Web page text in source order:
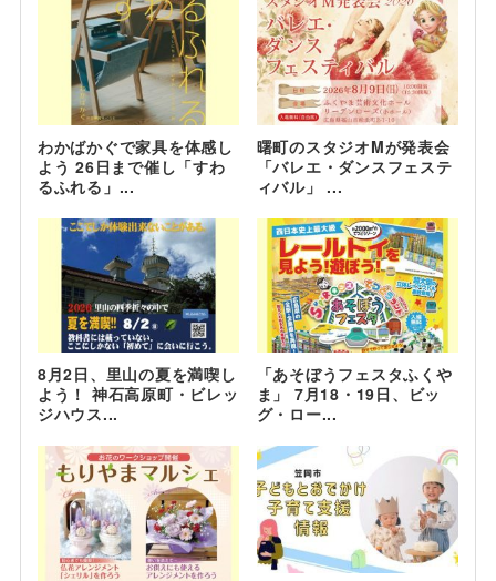
わかばかぐで家具を体感し
よう 26日まで催し「すわ
るふれる」...
曙町のスタジオMが発表会
「バレエ・ダンスフェステ
ィバル」 ...
8月2日、里山の夏を満喫し
よう！ 神石高原町・ビレッ
ジハウス...
「あそぼうフェスタふくや
ま」 7月18・19日、ビッ
グ・ロー...